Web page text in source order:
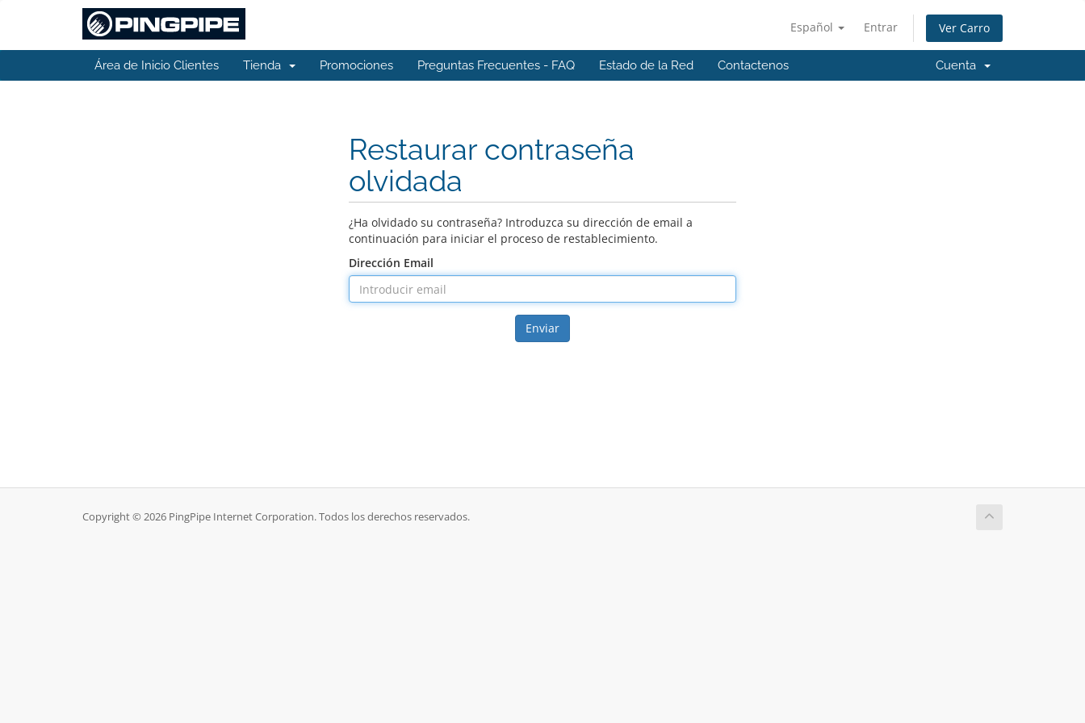
Español Entrar Ver Carro
Área de Inicio Clientes Tienda Promociones Preguntas Frecuentes - FAQ Estado de la Red Contactenos Cuenta
Restaurar contraseña
olvidada
¿Ha olvidado su contraseña? Introduzca su dirección de email a
continuación para iniciar el proceso de restablecimiento.
Dirección Email
Enviar
Copyright © 2026 PingPipe Internet Corporation. Todos los derechos reservados.